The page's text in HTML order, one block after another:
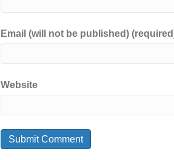
Email (will not be published)
Website